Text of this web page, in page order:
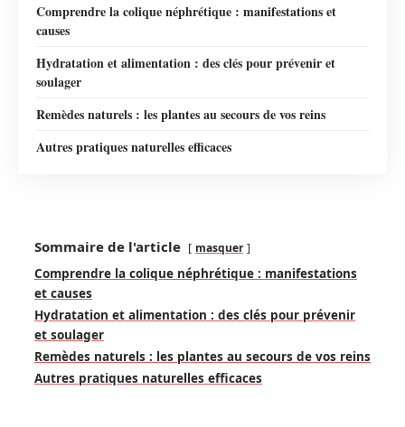
Comprendre la colique néphrétique : manifestations et
causes
Hydratation et alimentation : des clés pour prévenir et
soulager
Remèdes naturels : les plantes au secours de vos reins
Autres pratiques naturelles efficaces
Sommaire de l'article masquer
Comprendre la colique néphrétique : manifestations
et causes
Hydratation et alimentation : des clés pour prévenir
et soulager
Remèdes naturels : les plantes au secours de vos reins
Autres pratiques naturelles efficaces